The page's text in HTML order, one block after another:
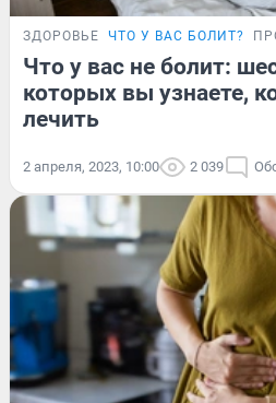
ЗДОРОВЬЕ ЧТО У ВАС БОЛИТ?
Что у вас не болит:
которых вы узнаете,
лечить
2 апреля, 2023, 10:00 2 039